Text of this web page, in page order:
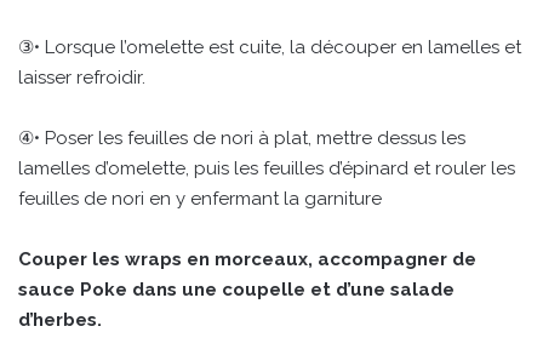
③• Lorsque l’omelette est cuite, la découper en lamelles et
laisser refroidir.
④• Poser les feuilles de nori à plat, mettre dessus les
lamelles d’omelette, puis les feuilles d’épinard et rouler les
feuilles de nori en y enfermant la garniture
Couper les wraps en morceaux, accompagner de
sauce Poke dans une coupelle et d’une salade
d’herbes.